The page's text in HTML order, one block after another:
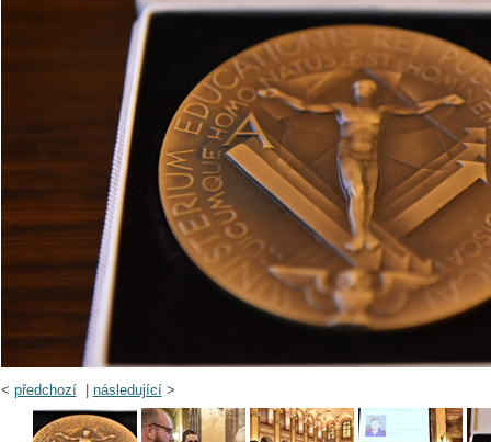
< předchozí| následující>